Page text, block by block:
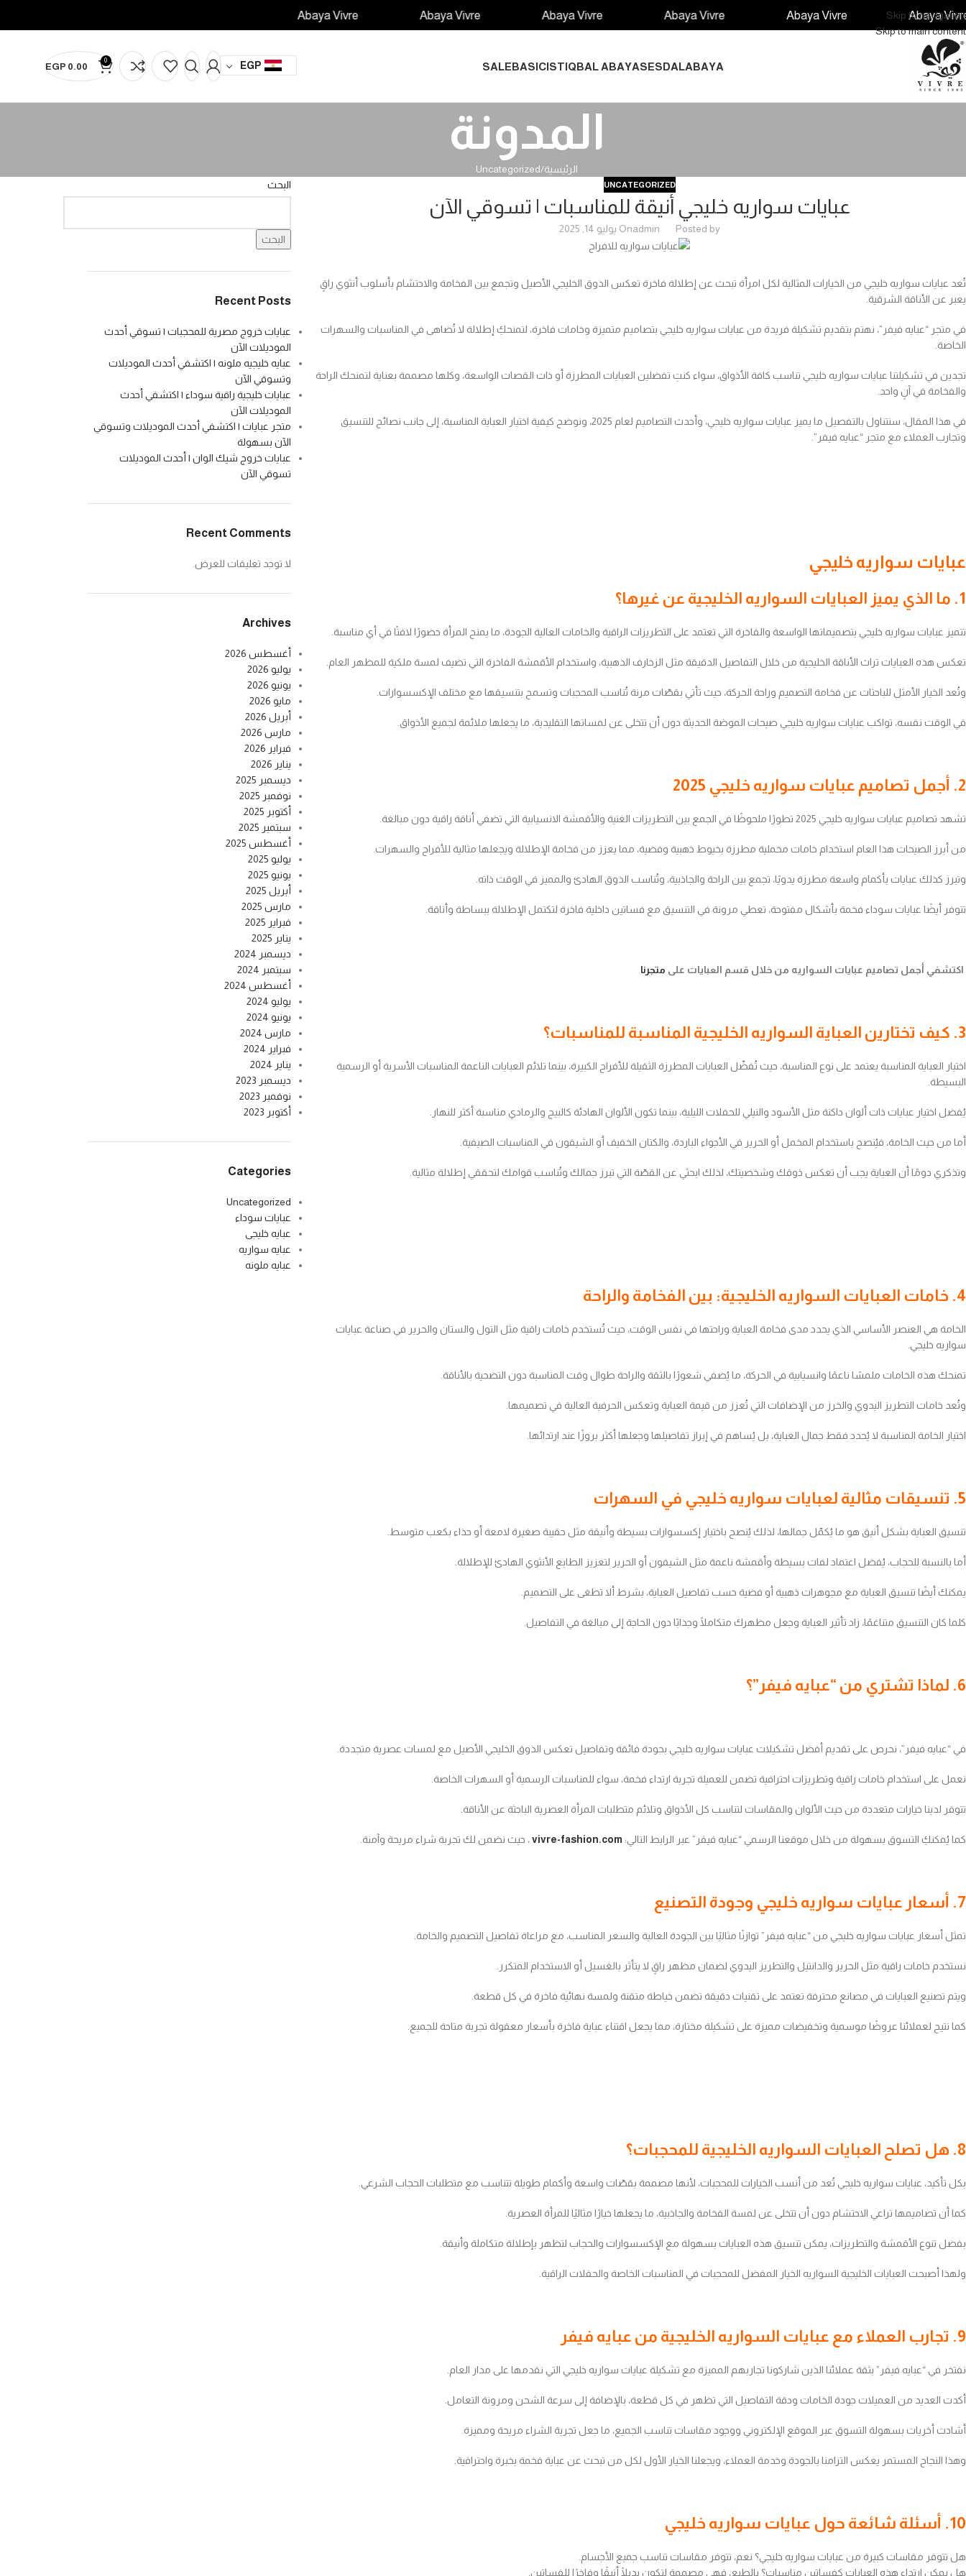
Skip to navigation
Skip to main content
Abaya Vivre Abaya Vivre Abaya Vivre Abaya Vivre Abaya Vivre Abaya Vivre
ABAYA
ESDAL
ISTIQBAL ABAYAS
BASIC
SALE
EGP
0
EGP 0.00
المدونة
الرئيسية Uncategorized
UNCATEGORIZED
عبايات سواريه خليجي أنيقة للمناسبات | تسوقي الآن
Posted by
adminOn يوليو 14, 2025
تُعد عبايات سواريه خليجي من الخيارات المثالية لكل امرأة تبحث عن إطلالة فاخرة تعكس الذوق الخليجي الأصيل وتجمع بين الفخامة والاحتشام بأسلوب أنثوي راقٍ
يعبر عن الأناقة الشرقية.
في متجر “عبايه فيفر”، نهتم بتقديم تشكيلة فريدة من عبايات سواريه خليجي بتصاميم متميزة وخامات فاخرة، لتمنحكِ إطلالة لا تُضاهى في المناسبات والسهرات
الخاصة.
تجدين في تشكيلتنا عبايات سواريه خليجي تناسب كافة الأذواق، سواء كنتِ تفضلين العبايات المطرزة أو ذات القصات الواسعة، وكلها مصممة بعناية لتمنحك الراحة
والفخامة في آنٍ واحد.
في هذا المقال، سنتناول بالتفصيل ما يميز عبايات سواريه خليجي، وأحدث التصاميم لعام 2025، ونوضح كيفية اختيار العباية المناسبة، إلى جانب نصائح للتنسيق
وتجارب العملاء مع متجر “عبايه فيفر”.
عبايات سواريه خليجي
1. ما الذي يميز العبايات السواريه الخليجية عن غيرها؟
تتميز عبايات سواريه خليجي بتصميماتها الواسعة والفاخرة التي تعتمد على التطريزات الراقية والخامات العالية الجودة، ما يمنح المرأة حضورًا لافتًا في أي مناسبة.
تعكس هذه العبايات تراث الأناقة الخليجية من خلال التفاصيل الدقيقة مثل الزخارف الذهبية، واستخدام الأقمشة الفاخرة التي تضيف لمسة ملكية للمظهر العام.
وتُعد الخيار الأمثل للباحثات عن فخامة التصميم وراحة الحركة، حيث تأتي بقصّات مرنة تُناسب المحجبات وتسمح بتنسيقها مع مختلف الإكسسوارات.
في الوقت نفسه، تواكب عبايات سواريه خليجي صيحات الموضة الحديثة دون أن تتخلى عن لمساتها التقليدية، ما يجعلها ملائمة لجميع الأذواق.
2. أجمل تصاميم عبايات سواريه خليجي 2025
تشهد تصاميم عبايات سواريه خليجي 2025 تطورًا ملحوظًا في الجمع بين التطريزات الغنية والأقمشة الانسيابية التي تضفي أناقة راقية دون مبالغة.
من أبرز الصيحات هذا العام استخدام خامات مخملية مطرزة بخيوط ذهبية وفضية، مما يعزز من فخامة الإطلالة ويجعلها مثالية للأفراح والسهرات.
وتبرز كذلك عبايات بأكمام واسعة مطرزة يدويًا، تجمع بين الراحة والجاذبية، وتُناسب الذوق الهادئ والمميز في الوقت ذاته.
تتوفر أيضًا عبايات سوداء فخمة بأشكال مفتوحة، تعطي مرونة في التنسيق مع فساتين داخلية فاخرة لتكتمل الإطلالة ببساطة وأناقة.
اكتشفي أجمل تصاميم عبايات السواريه من خلال قسم العبايات على متجرنا
3. كيف تختارين العباية السواريه الخليجية المناسبة للمناسبات؟
اختيار العباية المناسبة يعتمد على نوع المناسبة، حيث تُفضّل العبايات المطرزة الثقيلة للأفراح الكبيرة، بينما تلائم العبايات الناعمة المناسبات الأسرية أو الرسمية
البسيطة.
يُفضل اختيار عبايات ذات ألوان داكنة مثل الأسود والنيلي للحفلات الليلية، بينما تكون الألوان الهادئة كالبيج والرمادي مناسبة أكثر للنهار.
أما من حيث الخامة، فيُنصح باستخدام المخمل أو الحرير في الأجواء الباردة، والكتان الخفيف أو الشيفون في المناسبات الصيفية.
وتذكري دومًا أن العباية يجب أن تعكس ذوقك وشخصيتك، لذلك ابحثي عن القصّة التي تبرز جمالك وتُناسب قوامك لتحققي إطلالة مثالية.
4. خامات العبايات السواريه الخليجية: بين الفخامة والراحة
الخامة هي العنصر الأساسي الذي يحدد مدى فخامة العباية وراحتها في نفس الوقت، حيث تُستخدم خامات راقية مثل التول والستان والحرير في صناعة عبايات
سواريه خليجي.
تمنحك هذه الخامات ملمسًا ناعمًا وانسيابية في الحركة، ما يُضفي شعورًا بالثقة والراحة طوال وقت المناسبة دون التضحية بالأناقة.
وتُعد خامات التطريز اليدوي والخرز من الإضافات التي تُعزز من قيمة العباية وتعكس الحرفية العالية في تصميمها.
اختيار الخامة المناسبة لا يُحدد فقط جمال العباية، بل يُساهم في إبراز تفاصيلها وجعلها أكثر بروزًا عند ارتدائها.
5. تنسيقات مثالية لعبايات سواريه خليجي في السهرات
تنسيق العباية بشكل أنيق هو ما يُكمّل جمالها، لذلك يُنصح باختيار إكسسوارات بسيطة وأنيقة مثل حقيبة صغيرة لامعة أو حذاء بكعب متوسط.
أما بالنسبة للحجاب، يُفضل اعتماد لفات بسيطة وأقمشة ناعمة مثل الشيفون أو الحرير لتعزيز الطابع الأنثوي الهادئ للإطلالة.
يمكنك أيضًا تنسيق العباية مع مجوهرات ذهبية أو فضية حسب تفاصيل العباية، بشرط ألا تطغى على التصميم.
كلما كان التنسيق متناغمًا، زاد تأثير العباية وجعل مظهرك متكاملًا وجذابًا دون الحاجة إلى مبالغة في التفاصيل.
6. لماذا تشتري من “عبايه فيفر”؟
في “عبايه فيفر”، نحرص على تقديم أفضل تشكيلات عبايات سواريه خليجي بجودة فائقة وتفاصيل تعكس الذوق الخليجي الأصيل مع لمسات عصرية متجددة.
نعمل على استخدام خامات راقية وتطريزات احترافية تضمن للعميلة تجربة ارتداء فخمة، سواء للمناسبات الرسمية أو السهرات الخاصة.
تتوفر لدينا خيارات متعددة من حيث الألوان والمقاسات لتناسب كل الأذواق وتلائم متطلبات المرأة العصرية الباحثة عن الأناقة.
كما يُمكنكِ التسوق بسهولة من خلال موقعنا الرسمي “عبايه فيفر” عبر الرابط التالي: vivre-fashion.com، حيث نضمن لك تجربة شراء مريحة وآمنة.
7. أسعار عبايات سواريه خليجي وجودة التصنيع
تمثل أسعار عبايات سواريه خليجي من “عبايه فيفر” توازنًا مثاليًا بين الجودة العالية والسعر المناسب، مع مراعاة تفاصيل التصميم والخامة.
نستخدم خامات راقية مثل الحرير والدانتيل والتطريز اليدوي لضمان مظهر راقٍ لا يتأثر بالغسيل أو الاستخدام المتكرر.
ويتم تصنيع العبايات في مصانع محترفة تعتمد على تقنيات دقيقة تضمن خياطة متقنة ولمسة نهائية فاخرة في كل قطعة.
كما نتيح لعملائنا عروضًا موسمية وتخفيضات مميزة على تشكيلة مختارة، مما يجعل اقتناء عباية فاخرة بأسعار معقولة تجربة متاحة للجميع.
8. هل تصلح العبايات السواريه الخليجية للمحجبات؟
بكل تأكيد، عبايات سواريه خليجي تُعد من أنسب الخيارات للمحجبات، لأنها مصممة بقصّات واسعة وأكمام طويلة تتناسب مع متطلبات الحجاب الشرعي.
كما أن تصاميمها تراعي الاحتشام دون أن تتخلى عن لمسة الفخامة والجاذبية، ما يجعلها خيارًا مثاليًا للمرأة العصرية.
بفضل تنوع الأقمشة والتطريزات، يمكن تنسيق هذه العبايات بسهولة مع الإكسسوارات والحجاب لتظهر بإطلالة متكاملة وأنيقة.
ولهذا أصبحت العبايات الخليجية السواريه الخيار المفضل للمحجبات في المناسبات الخاصة والحفلات الراقية.
9. تجارب العملاء مع عبايات السواريه الخليجية من عبايه فيفر
نفتخر في “عبايه فيفر” بثقة عملائنا الذين شاركونا تجاربهم المميزة مع تشكيلة عبايات سواريه خليجي التي نقدمها على مدار العام.
أكدت العديد من العميلات جودة الخامات ودقة التفاصيل التي تظهر في كل قطعة، بالإضافة إلى سرعة الشحن ومرونة التعامل.
أشادت أخريات بسهولة التسوق عبر الموقع الإلكتروني ووجود مقاسات تناسب الجميع، ما جعل تجربة الشراء مريحة ومميزة.
وهذا النجاح المستمر يعكس التزامنا بالجودة وخدمة العملاء، ويجعلنا الخيار الأول لكل من تبحث عن عباية فخمة بخبرة واحترافية.
10. أسئلة شائعة حول عبايات سواريه خليجي
هل تتوفر مقاسات كبيرة من عبايات سواريه خليجي؟ نعم، تتوفر مقاسات تناسب جميع الأجسام.
هل يمكن ارتداء هذه العبايات كفساتين مناسبات؟ بالطبع، فهي مصممة لتكون بديلًا أنيقًا وفاخرًا للفساتين.
البحث
البحث
Recent Posts
عبايات خروج مصرية للمحجبات | تسوقي أحدث
الموديلات الآن
عبايه خليجيه ملونه | اكتشفي أحدث الموديلات
وتسوقي الآن
عبايات خليجية راقية سوداء | اكتشفي أحدث
الموديلات الآن
متجر عبايات | اكتشفي أحدث الموديلات وتسوقي
الآن بسهولة
عبايات خروج شيك الوان | أحدث الموديلات
تسوقي الآن
Recent Comments
لا توجد تعليقات للعرض.
Archives
أغسطس 2026
يوليو 2026
يونيو 2026
مايو 2026
أبريل 2026
مارس 2026
فبراير 2026
يناير 2026
ديسمبر 2025
نوفمبر 2025
أكتوبر 2025
سبتمبر 2025
أغسطس 2025
يوليو 2025
يونيو 2025
أبريل 2025
مارس 2025
فبراير 2025
يناير 2025
ديسمبر 2024
سبتمبر 2024
أغسطس 2024
يوليو 2024
يونيو 2024
مارس 2024
فبراير 2024
يناير 2024
ديسمبر 2023
نوفمبر 2023
أكتوبر 2023
Categories
Uncategorized
عبايات سوداء
عبايه خليجى
عبايه سواريه
عبايه ملونه